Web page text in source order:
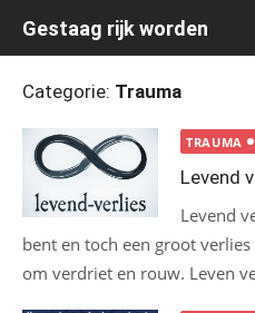
Gestaag rijk worden
Categorie: Trauma
TRAUMA
Levend
Levend
bent en toch een groot
om verdriet en rouw. Leven